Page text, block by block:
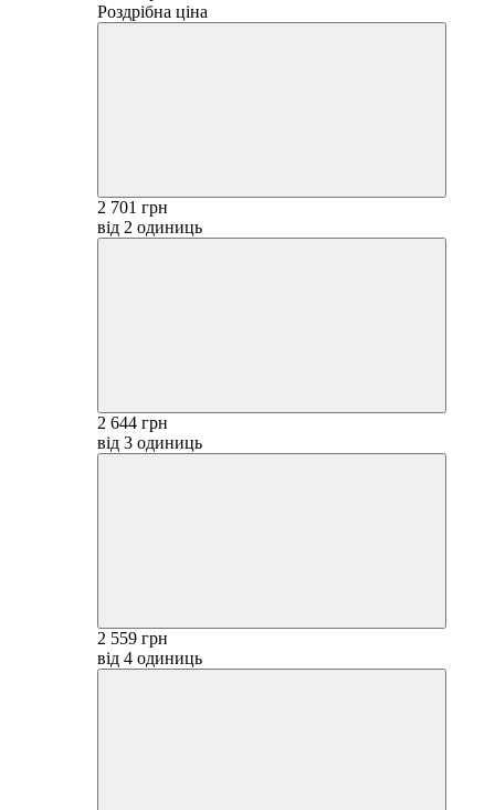
Роздрібна ціна
2 701 грн
від 2 одиниць
2 644 грн
від 3 одиниць
2 559 грн
від 4 одиниць